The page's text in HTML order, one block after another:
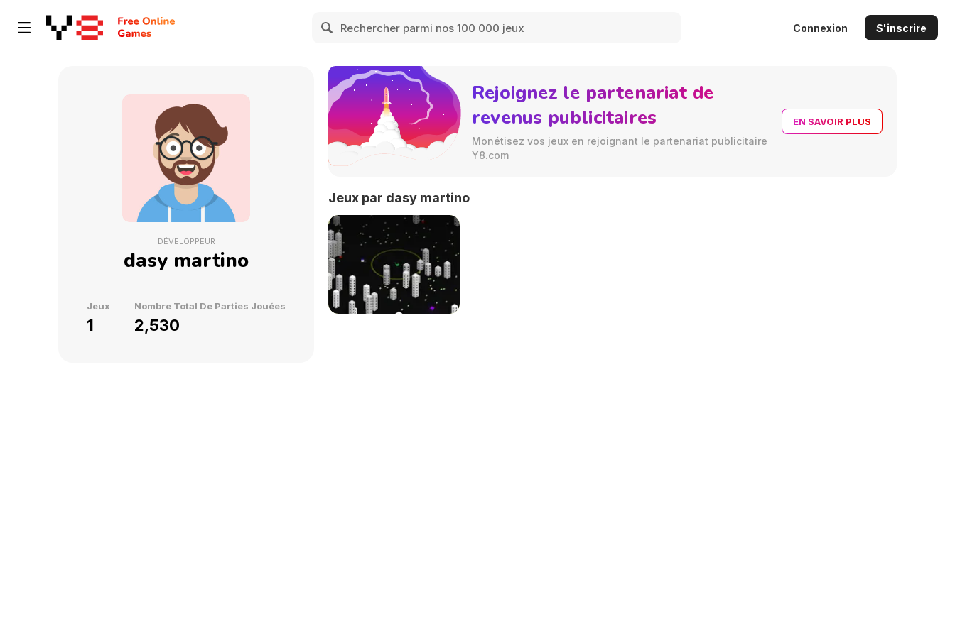
Connexion S'inscrire
DÉVELOPPEUR
dasy martino
Jeux
1
Nombre Total De Parties Jouées
2,530
Rejoignez le partenariat de
revenus publicitaires
Monétisez vos jeux en rejoignant le partenariat publicitaire
Y8.com
EN SAVOIR PLUS
Jeux par dasy martino